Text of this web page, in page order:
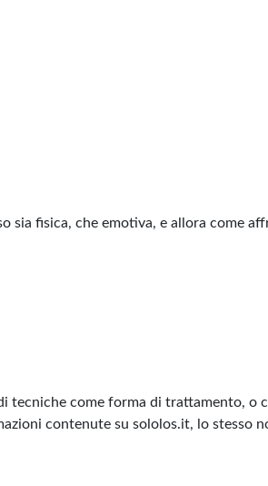
sia fisica, che emotiva, e allora come
come forma di trattamento, o
contenute su sololos.it, lo stesso